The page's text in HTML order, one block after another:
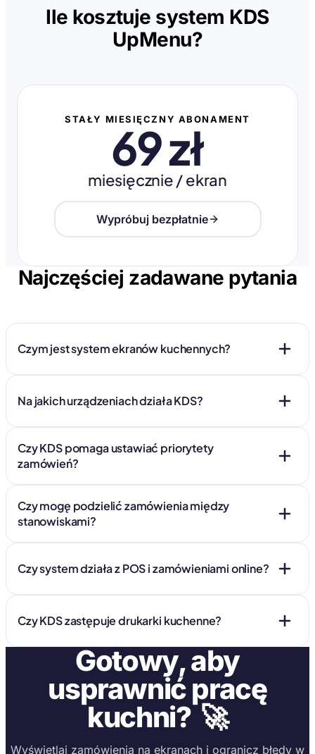
Ile kosztuje system KDS
UpMenu?
STAŁY MIESIĘCZNY ABONAMENT
69 zł
miesięcznie / ekran
Wypróbuj bezpłatnie
Najczęściej zadawane pytania
Czym jest system ekranów kuchennych?
Na jakich urządzeniach działa KDS?
Czy KDS pomaga ustawiać priorytety
zamówień?
Czy mogę podzielić zamówienia między
stanowiskami?
Czy system działa z POS i zamówieniami online?
Czy KDS zastępuje drukarki kuchenne?
Gotowy, aby
usprawnić pracę
kuchni?🚀
Wyświetlaj zamówienia na ekranach i ogranicz błędy w